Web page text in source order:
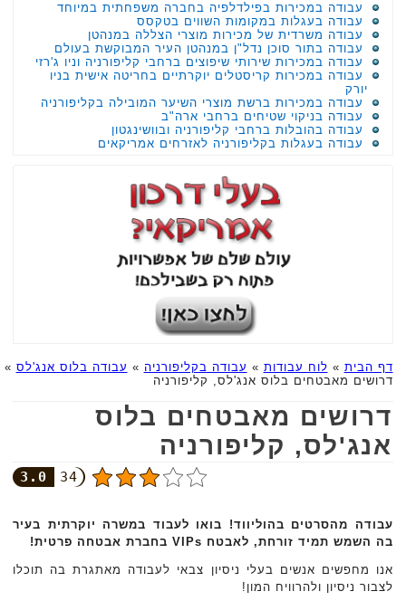
עבודה במכירות בפילדלפיה בחברה משפחתית במיוחד
עבודה בעגלות במקומות השווים בטקסס
עבודה משרדית של מכירות מוצרי הצללה במנהטן
עבודה בתור סוכן נדל"ן במנהטן העיר המבוקשת בעולם
עבודה במכירות שירותי שיפוצים ברחבי קליפורניה וניו ג'רזי
עבודה במכירות קריסטלים יוקרתיים בחריטה אישית בניו
יורק
עבודה במכירות ברשת מוצרי השיער המובילה בקליפורניה
עבודה בניקוי שטיחים ברחבי ארה"ב
עבודה בהובלות ברחבי קליפורניה ובוושינגטון
עבודה בעגלות בקליפורניה לאזרחים אמריקאים
דף הבית » לוח עבודות » עבודה בקליפורניה » עבודה בלוס אנג'לס »
דרושים מאבטחים בלוס אנג'לס, קליפורניה
דרושים מאבטחים בלוס
אנג'לס, קליפורניה
3.0 34
עבודה מהסרטים בהוליווד! בואו לעבוד במשרה יוקרתית בעיר
בה השמש תמיד זורחת, לאבטח VIPs בחברת אבטחה פרטית!
אנו מחפשים אנשים בעלי ניסיון צבאי לעבודה מאתגרת בה תוכלו
לצבור ניסיון ולהרוויח המון!